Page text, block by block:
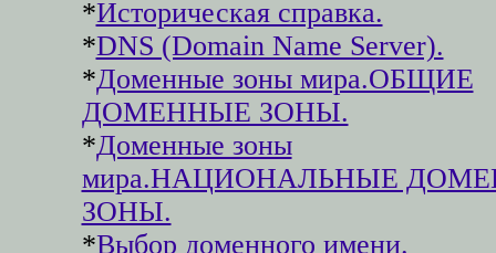
*Историческая справка.
*DNS (Domain Name Server).
*Доменные зоны мира.ОБЩИЕ
ДОМЕННЫЕ ЗОНЫ.
*Доменные зоны
мира.НАЦИОНАЛЬНЫЕ
ЗОНЫ.
*Выбор доменного имени.